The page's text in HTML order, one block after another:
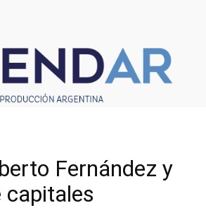
Fernández y
capitales